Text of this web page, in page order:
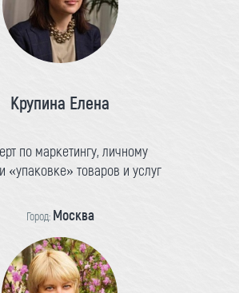
Крупина Елена
по маркетингу, личному
«упаковке» товаров и услуг
Город: Москва